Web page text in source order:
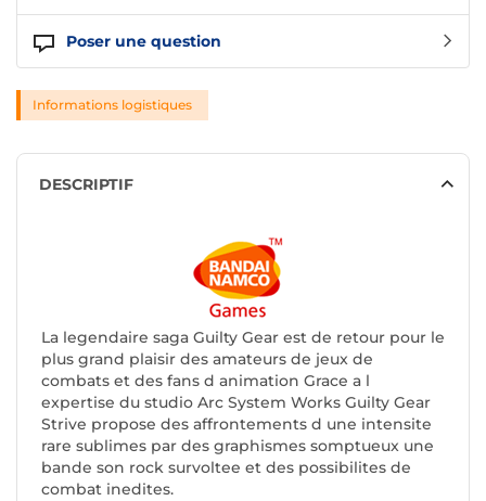
Poser une question
Informations logistiques
DESCRIPTIF
La legendaire saga Guilty Gear est de retour pour le
plus grand plaisir des amateurs de jeux de
combats et des fans d animation Grace a l
expertise du studio Arc System Works Guilty Gear
Strive propose des affrontements d une intensite
rare sublimes par des graphismes somptueux une
bande son rock survoltee et des possibilites de
combat inedites.